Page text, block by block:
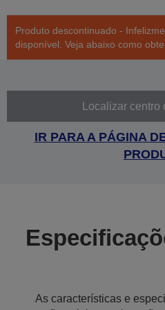
Produto descontinuado -
disponível. Veja abaixo como
Localizar
IR PARA A PÁGINA
As características e